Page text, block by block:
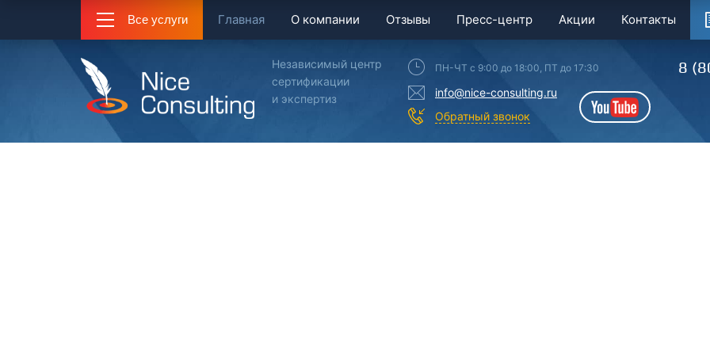
Все услуги Главная О компании Отзывы Пресс-центр Акции Контакты
Независимый центр
сертификации
и экспертиз
ПН-ЧТ с 9:00 до 18:00, ПТ до 17:30
info@nice-consulting.ru
Обратный звонок
YouTube
8